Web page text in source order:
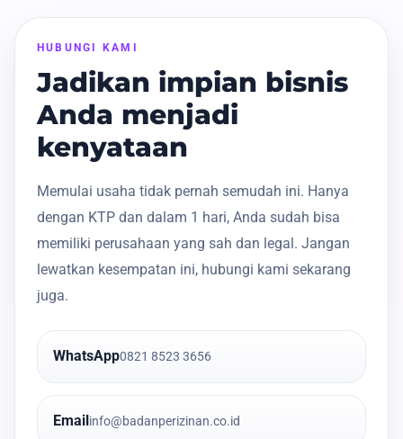
HUBUNGI KAMI
Jadikan impian bisnis
Anda menjadi
kenyataan
Memulai usaha tidak pernah semudah ini. Hanya
dengan KTP dan dalam 1 hari, Anda sudah bisa
memiliki perusahaan yang sah dan legal. Jangan
lewatkan kesempatan ini, hubungi kami sekarang
juga.
WhatsApp0821 8523 3656
Email info@badanperizinan.co.id